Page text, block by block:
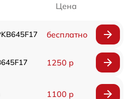
Цена
бесплатно
1250 р
1100 р